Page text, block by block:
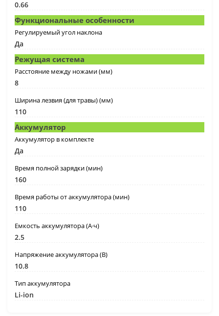
0.66
Функциональные особенности
Регулируемый угол наклона
Да
Режущая система
Расстояние между ножами (мм)
8
Ширина лезвия (для травы) (мм)
110
Аккумулятор
Аккумулятор в комплекте
Да
Время полной зарядки (мин)
160
Время работы от аккумулятора (мин)
110
Емкость аккумулятора (А·ч)
2.5
Напряжение аккумулятора (В)
10.8
Тип аккумулятора
Li-ion